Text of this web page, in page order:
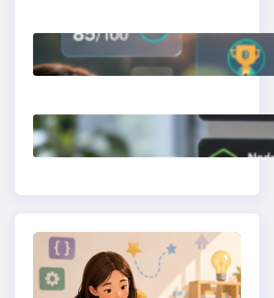
การสร้างระบบ Online
Learning ด้วย Moodle
LMS
การจำลอง Server ทด
สอบแล็ปด้วย Laragon